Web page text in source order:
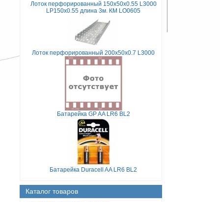
Лоток перфорированный 150х50х0.55 L3000
LP150х0.55 длина 3м. КМ LO0605
Лоток перфорированный 200х50х0.7 L3000
Батарейка GP AA LR6 BL2
Батарейка Duracell AA LR6 BL2
Каталог товаров